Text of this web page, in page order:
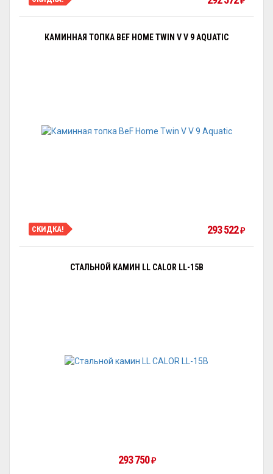
КАМИННАЯ ТОПКА BEF HOME TWIN V V 9 AQUATIC
СКИДКА! 293 522 ₽
СТАЛЬНОЙ КАМИН LL CALOR LL-15B
293 750 ₽